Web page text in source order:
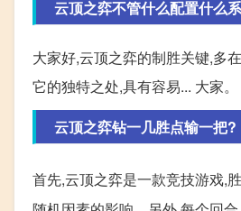
云顶之弈不管什么配置什么
大家好,云顶之弈的制胜关键,多
它的独特之处,具有容易... 大家。
云顶之弈钻一几胜点输一把?
首先,云顶之弈是一款竞技游戏,